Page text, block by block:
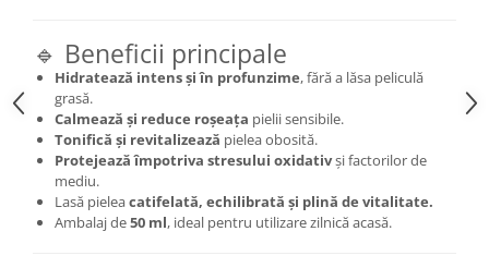
🔹 Beneficii principale
Hidratează intens și în profunzime, fără a lăsa peliculă
grasă.
Calmează și reduce roșeața pielii sensibile.
Tonifică și revitalizează pielea obosită.
Protejează împotriva stresului oxidativși factorilor de
mediu.
Lasă pieleacatifelată, echilibrată și plină de vitalitate.
Ambalaj de50 ml, ideal pentru utilizare zilnică acasă.